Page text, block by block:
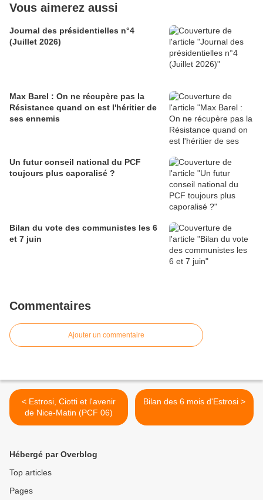
Vous aimerez aussi
Journal des présidentielles n°4
(Juillet 2026)
Max Barel : On ne récupère pas la
Résistance quand on est l'héritier de
ses ennemis
Un futur conseil national du PCF
toujours plus caporalisé ?
Bilan du vote des communistes les 6
et 7 juin
Commentaires
Ajouter un commentaire
< Estrosi, Ciotti et l'avenir
de Nice-Matin (PCF 06)
Bilan des 6 mois d'Estrosi >
Hébergé par Overblog
Top articles
Pages